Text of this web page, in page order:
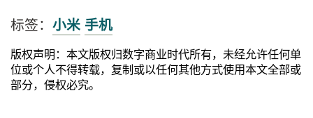
标签： 小米 手机
版权声明：本文版权归数字商业时代所有，未经允许任何单
位或个人不得转载，复制或以任何其他方式使用本文全部或
部分，侵权必究。